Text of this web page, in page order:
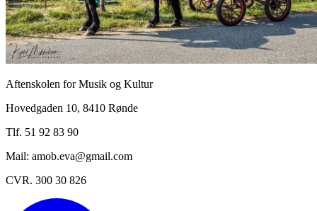
Aftenskolen for Musik og Kultur
Hovedgaden 10, 8410 Rønde
Tlf. 51 92 83 90
Mail: amob.eva@gmail.com
CVR. 300 30 826